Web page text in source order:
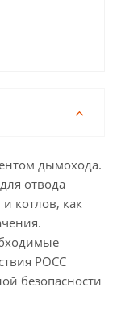
дымохода.
отвода
котлов, как
РОСС
безопасности